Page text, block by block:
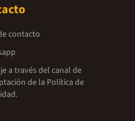
contacto
a través del canal de
de la Política de